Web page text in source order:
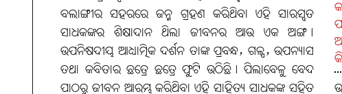
ବଲାଙ୍ଗୀର ସହରରେ ଜନ୍ମ ଗ୍ରହଣ କରିଥିବା ଏହି ସାରସ୍ବତ
ସାଧକଙ୍କର ଶିକ୍ଷାଦାନ ଥିଲା ଜୀବନର ଆଉ ଏକ ଅଙ୍ଗ।
ଉପନିଷଦୀୟ ଆଧ୍ୟାତ୍ମିକ ଦର୍ଶନ ତାଙ୍କ ପ୍ରବନ୍ଧ, ଗଳ୍ପ, ଉପନ୍ୟାସ
ତଥା କବିତାର ଛତ୍ରେ ଛତ୍ରେ ଫୁଟି ଉଠିଛି। ପିଲାବେଳୁ ବେଦ
ପାଠରୁ ଜୀବନ ଆରମ୍ଭ କରିଥିବା ଏହି ସାହିତ୍ୟ ସାଧକଙ୍କ ସହିତ